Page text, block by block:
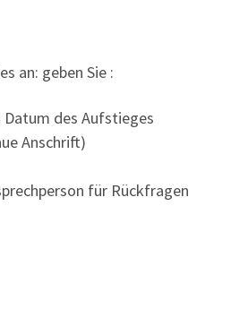
an: geben Sie :
des Aufstieges
Anschrift)
für Rückfragen